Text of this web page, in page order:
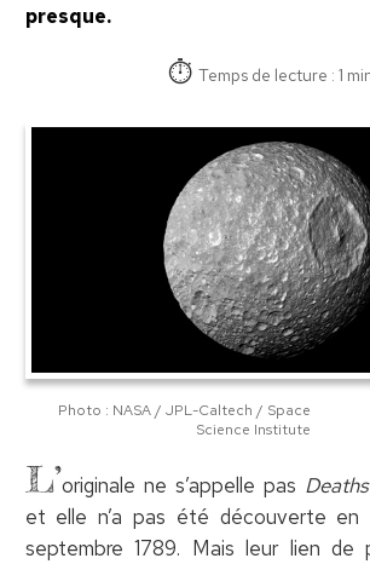
presque.
Temps de lecture : 1
Photo : NASA / JPL-Caltech / Space
Science Institute
L’originale ne s’appelle pas
et elle n’a pas été découverte en
septembre 1789. Mais leur lien de